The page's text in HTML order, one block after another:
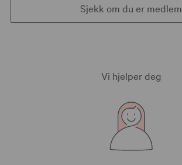
Sjekk om du er medlem
Vi hjelper deg